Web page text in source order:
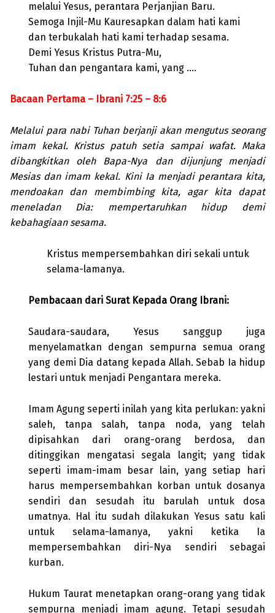
melalui Yesus, perantara Perjanjian Baru.
Semoga Injil-Mu Kauresapkan dalam hati kami
dan terbukalah hati kami terhadap sesama.
Demi Yesus Kristus Putra-Mu,
Tuhan dan pengantara kami, yang ….
Bacaan Pertama – Ibrani 7:25 – 8:6
Melalui para nabi Tuhan berjanji akan mengutus seorang
imam kekal. Kristus patuh setia sampai wafat. Maka
dibangkitkan oleh Bapa-Nya dan dijunjung menjadi
Mesias dan imam kekal. Kini Ia menjadi perantara kita,
mendoakan dan membimbing kita, agar kita dapat
meneladan Dia: mempertaruhkan hidup demi
kebahagiaan sesama.
Kristus mempersembahkan diri sekali untuk
selama-lamanya.
Pembacaan dari Surat Kepada Orang Ibrani:
Saudara-saudara, Yesus sanggup juga
menyelamatkan dengan sempurna semua orang
yang demi Dia datang kepada Allah. Sebab Ia hidup
lestari untuk menjadi Pengantara mereka.
Imam Agung seperti inilah yang kita perlukan: yakni
saleh, tanpa salah, tanpa noda, yang telah
dipisahkan dari orang-orang berdosa, dan
ditinggikan mengatasi segala langit; yang tidak
seperti imam-imam besar lain, yang setiap hari
harus mempersembahkan korban untuk dosanya
sendiri dan sesudah itu barulah untuk dosa
umatnya. Hal itu sudah dilakukan Yesus satu kali
untuk selama-lamanya, yakni ketika Ia
mempersembahkan diri-Nya sendiri sebagai
kurban.
Hukum Taurat menetapkan orang-orang yang tidak
sempurna menjadi imam agung. Tetapi sesudah